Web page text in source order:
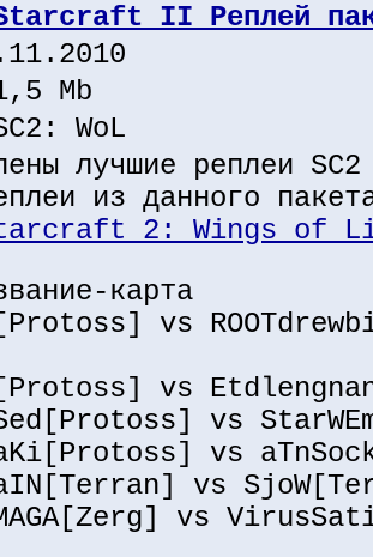
II Реплей
Mb
WoL
лучшие реплеи
из данного
2: Wings of
карта
vs
vs
vs
vs
vs
vs